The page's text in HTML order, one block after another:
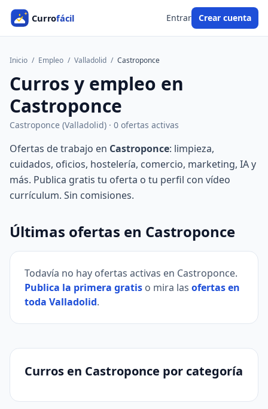
Entrar Crear cuenta
Inicio / Empleo / Valladolid / Castroponce
Curros y empleo en
Castroponce
Castroponce (Valladolid) · 0 ofertas activas
Ofertas de trabajo en Castroponce: limpieza,
cuidados, oficios, hostelería, comercio, marketing, IA y
más. Publica gratis tu oferta o tu perfil con vídeo
currículum. Sin comisiones.
Últimas ofertas en Castroponce
Todavía no hay ofertas activas en Castroponce.
Publica la primera gratis o mira las ofertas en
toda Valladolid.
Curros en Castroponce por categoría